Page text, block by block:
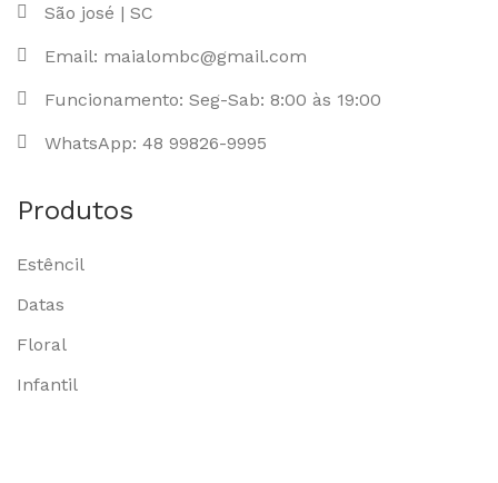
São josé | SC
Email: maialombc@gmail.com
Funcionamento: Seg-Sab: 8:00 às 19:00
WhatsApp: 48 99826-9995
Produtos
Estêncil
Datas
Floral
Infantil